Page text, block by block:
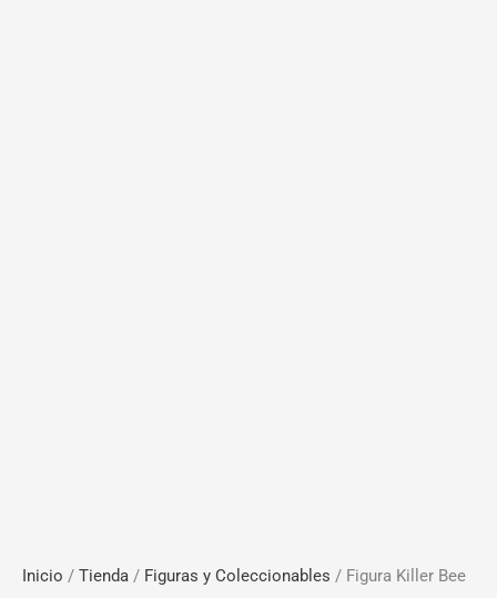
Inicio / Tienda / Figuras y Coleccionables / Figura Killer Bee